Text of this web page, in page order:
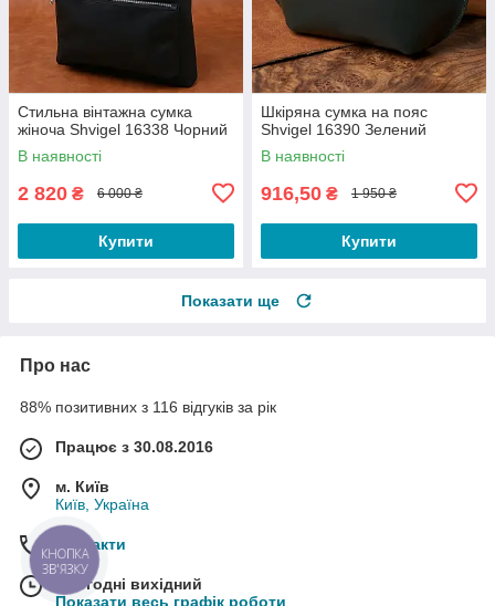
Стильна вінтажна сумка
жіноча Shvigel 16338 Чорний
В наявності
2 820 ₴ 6 000 ₴
Купити
Шкіряна сумка на пояс
Shvigel 16390 Зелений
В наявності
916,50 ₴ 1 950 ₴
Купити
Показати ще
Про нас
88% позитивних з 116 відгуків за рік
Працює з 30.08.2016
м. Київ
Київ, Україна
Контакти
Сьогодні вихідний
Показати весь графік роботи
КНОПКА
ЗВ'ЯЗКУ